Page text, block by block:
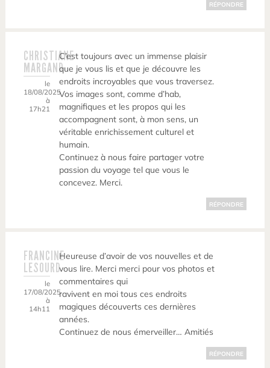
RÉPONDRE
CHRISTIANE
MARGAND
le
18/08/2025
à
17h21
C’est toujours avec un immense plaisir
que je vous lis et que je découvre les
endroits incroyables que vous traversez.
Vos images sont, comme d’hab,
magnifiques et les propos qui les
accompagnent sont, à mon sens, un
véritable enrichissement culturel et
humain.
Continuez à nous faire partager votre
passion du voyage tel que vous le
concevez. Merci.
RÉPONDRE
FRANCINE
LESOURD
le
17/08/2025
à
14h11
Heureuse d’avoir de vos nouvelles et de
vous lire. Merci merci pour vos photos et
commentaires qui
ravivent en moi tous ces endroits
magiques découverts ces dernières
années.
Continuez de nous émerveiller… Amitiés
RÉPONDRE